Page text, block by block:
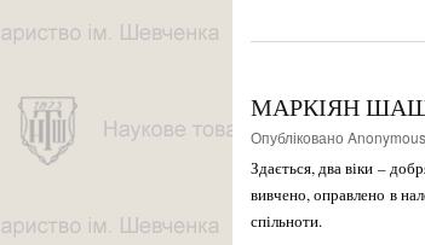
МАРКІЯН
Опубліковано
Здається, два віки –
вивчено, оправлено в
спільноти.